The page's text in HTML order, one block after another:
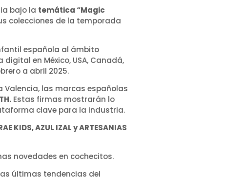
bajo la temática “Magic
colecciones de la temporada
española al ámbito
en México, USA, Canadá,
a abril 2025.
Valencia, las marcas españolas
Estas firmas mostrarán lo
clave para la industria.
KIDS, AZUL IZAL y ARTESANIAS
novedades en cochecitos.
últimas tendencias del